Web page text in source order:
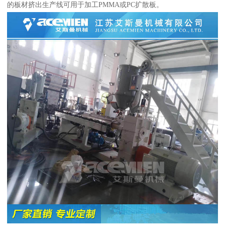
的板材挤出生产线可用于加工PMMA或PC扩散板。